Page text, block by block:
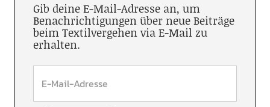
Gib deine E-Mail-Adresse an, um
Benachrichtigungen über neue Beiträge
beim Textilvergehen via E-Mail zu
erhalten.